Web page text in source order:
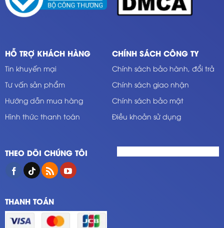
HỖ TRỢ KHÁCH HÀNG
Tin khuyến mại
Tư vấn sản phẩm
Hướng dẫn mua hàng
Hình thức thanh toán
CHÍNH SÁCH CÔNG TY
Chính sách bảo hành, đổi trả
Chính sách giao nhận
Chính sách bảo mật
Điều khoản sử dụng
THEO DÕI CHÚNG TÔI
THANH TOÁN